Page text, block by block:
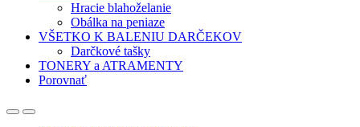
Hracie blahoželanie
Obálka na peniaze
VŠETKO K BALENIU DARČEKOV
Darčkové tašky
TONERY a ATRAMENTY
Porovnať
OpenClose